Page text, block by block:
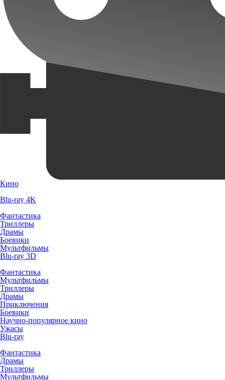
Кино
Blu-ray 4K
Фантастика
Триллеры
Драмы
Боевики
Мультфильмы
Blu-ray 3D
Фантастика
Мультфильмы
Триллеры
Драмы
Приключения
Боевики
Научно-популярное кино
Ужасы
Blu-ray
Фантастика
Драмы
Триллеры
Мультфильмы